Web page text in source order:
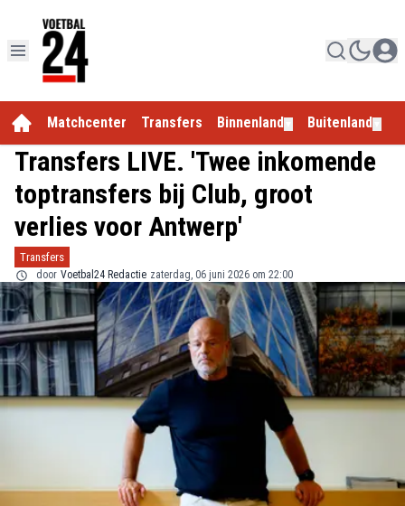
Matchcenter Transfers Binnenland Buitenland
Transfers LIVE. 'Twee inkomende
toptransfers bij Club, groot
verlies voor Antwerp'
Transfers
door Voetbal24 Redactie zaterdag, 06 juni 2026 om 22:00